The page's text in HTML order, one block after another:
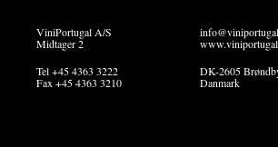
ViniPortugal A/S
Midtager 2
Tel +45 4363 3222
Fax +45 4363 3210
DK-2605
Danmark